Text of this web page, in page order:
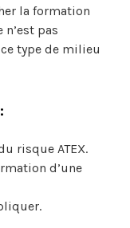
la formation
pas
type de milieu
risque ATEX.
d’une